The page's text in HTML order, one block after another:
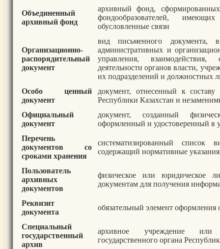
Объединенный
архивный фонд
архивный фонд,
фондообразователей,
обусловленные связи
Организационно-
распорядительный
документ
вид письменного документа,
административных и
управления,
деятельности органов власти,
их подразделений и должностных
Особо ценный
документ
документ, отнесенный к
Республики Казахстан и
Официальный
документ
документ, созданный
оформленный и удостоверенный в
Перечень
документов со
сроками хранения
систематизированный список
содержащий нормативные
Пользователь
архивных
документов
физическое или юридическое
документам для получения
Реквизит
документа
обязательный элемент
Специальный
государственный
архив
архивное учреждение или
государственного органа